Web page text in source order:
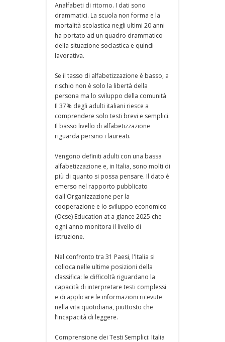
Analfabeti di ritorno. I dati sono
drammatici. La scuola non forma e la
mortalità scolastica negli ultimi 20 anni
ha portato ad un quadro drammatico
della situazione soclastica e quindi
lavorativa.
Se il tasso di alfabetizzazione è basso, a
rischio non è solo la libertà della
persona ma lo sviluppo della comunità
Il 37% degli adulti italiani riesce a
comprendere solo testi brevi e semplici.
Il basso livello di alfabetizzazione
riguarda persino i laureati.
Vengono definiti adulti con una bassa
alfabetizzazione e, in Italia, sono molti di
più di quanto si possa pensare. Il dato è
emerso nel rapporto pubblicato
dall'Organizzazione per la
cooperazione e lo sviluppo economico
(Ocse) Education at a glance 2025 che
ogni anno monitora il livello di
istruzione.
Nel confronto tra 31 Paesi, l'Italia si
colloca nelle ultime posizioni della
classifica: le difficoltà riguardano la
capacità di interpretare testi complessi
e di applicare le informazioni ricevute
nella vita quotidiana, piuttosto che
l’incapacità di leggere.
Comprensione dei Testi Semplici: Italia